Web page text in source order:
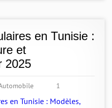
en Tunisie :
et
2025
1